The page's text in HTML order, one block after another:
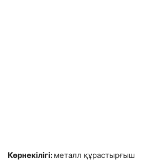
Көрнекілігі: металл құрастырғыш